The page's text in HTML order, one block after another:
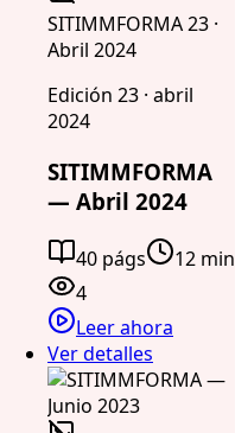
SITIMMFORMA 23 ·
Abril 2024
Edición 23 · abril
2024
SITIMMFORMA
— Abril 2024
40 págs
12 min
4
Leer ahora
Ver detalles